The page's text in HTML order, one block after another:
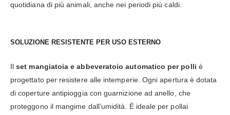
quotidiana di più animali, anche nei periodi più caldi.
SOLUZIONE RESISTENTE PER USO ESTERNO
Ilset mangiatoia e abbeveratoio automatico per polli è
progettato per resistere alle intemperie. Ogni apertura è dotata
di coperture antipioggia con guarnizione ad anello, che
proteggono il mangime dall’umidità. È ideale per pollai